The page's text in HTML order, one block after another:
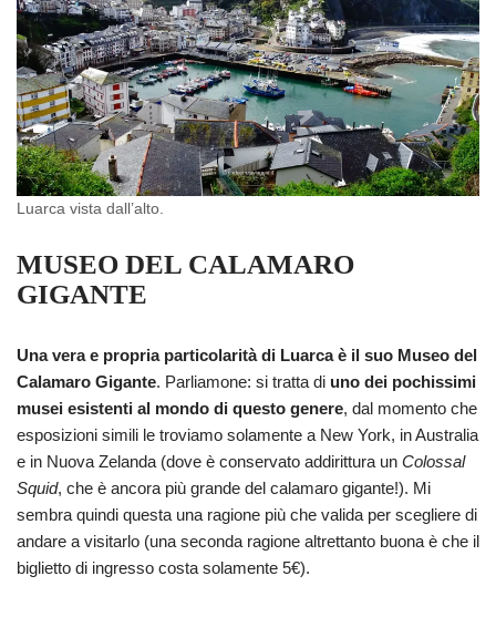
Luarca vista dall’alto.
MUSEO DEL CALAMARO
GIGANTE
Una vera e propria particolarità di Luarca è il suo Museo del
Calamaro Gigante. Parliamone: si tratta di uno dei pochissimi
musei esistenti al mondo di questo genere, dal momento che
esposizioni simili le troviamo solamente a New York, in Australia
e in Nuova Zelanda (dove è conservato addirittura un Colossal
Squid, che è ancora più grande del calamaro gigante!). Mi
sembra quindi questa una ragione più che valida per scegliere di
andare a visitarlo (una seconda ragione altrettanto buona è che il
biglietto di ingresso costa solamente 5€).